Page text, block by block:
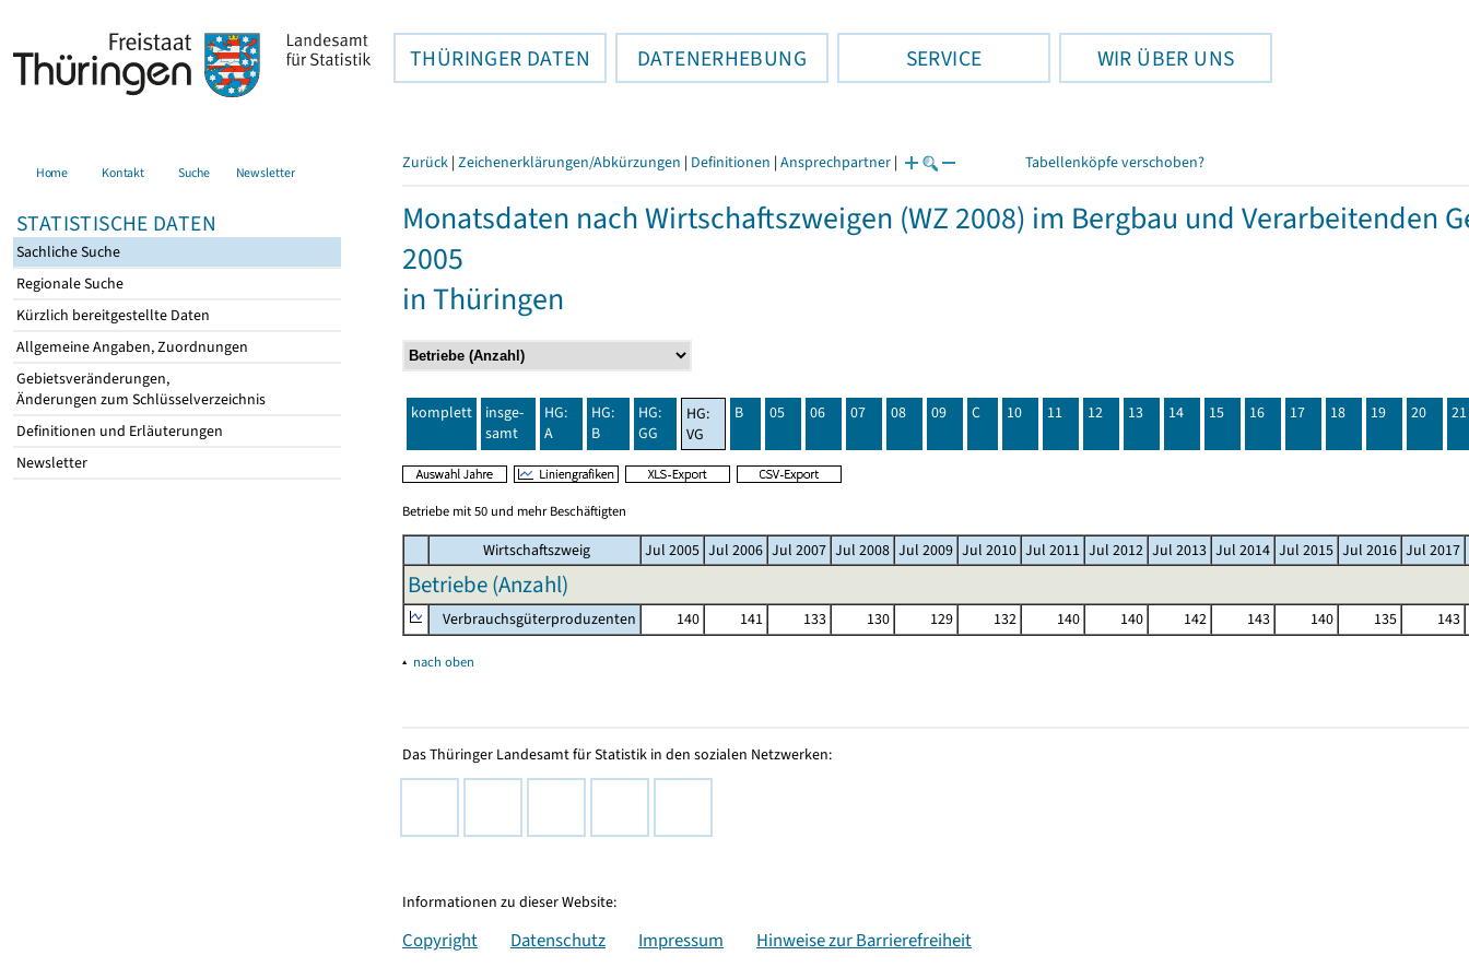
THÜRINGER DATEN DATENERHEBUNG SERVICE WIR ÜBER UNS
Home Kontakt Suche Newsletter
STATISTISCHE DATEN
Sachliche Suche
Regionale Suche
Kürzlich bereitgestellte Daten
Allgemeine Angaben, Zuordnungen
Gebietsveränderungen,
Änderungen zum Schlüsselverzeichnis
Definitionen und Erläuterungen
Newsletter
Zurück | Zeichenerklärungen/Abkürzungen | Definitionen | Ansprechpartner | Tabellenköpfe verschoben?
Monatsdaten nach Wirtschaftszweigen (WZ 2008) im Bergbau und Verarbeitenden
2005
in Thüringen
komplett
insge-
samt
HG:
A
HG:
B
HG:
GG
HG:
VG
B 05 06 07 08 09 C 10 11 12 13 14 15 16 17 18 19 20 21
Betriebe mit 50 und mehr Beschäftigten
Wirtschaftszweig Jul 2005 Jul 2006 Jul 2007 Jul 2008 Jul 2009 Jul 2010 Jul 2011 Jul 2012 Jul 2013 Jul 2014 Jul 2015 Jul 2016 Jul 2017
Betriebe (Anzahl)
Verbrauchsgüterproduzenten 140 141 133 130 129 132 140 140 142 143 140 135 143
▴ nach oben
Das Thüringer Landesamt für Statistik in den sozialen Netzwerken:
Informationen zu dieser Website:
Copyright Datenschutz Impressum Hinweise zur Barrierefreiheit